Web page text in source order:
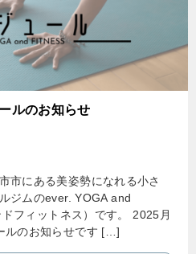
ルのお知らせ
市にある美姿勢になれる小さ
ジムのever. YOGA and
フィットネス）です。 2025月
ルのお知らせです […]